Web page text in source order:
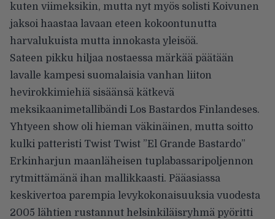
kuten viimeksikin, mutta nyt myös solisti Koivunen
jaksoi haastaa lavaan eteen kokoontunutta
harvalukuista mutta innokasta yleisöä.
Sateen pikku hiljaa nostaessa märkää päätään
lavalle kampesi suomalaisia vanhan liiton
hevirokkimiehiä sisäänsä kätkevä
meksikaanimetallibändi Los Bastardos Finlandeses.
Yhtyeen show oli hieman väkinäinen, mutta soitto
kulki patteristi Twist Twist ”El Grande Bastardo”
Erkinharjun maanläheisen tuplabassaripoljennon
rytmittämänä ihan mallikkaasti. Pääasiassa
keskivertoa parempia levykokonaisuuksia vuodesta
2005 lähtien rustannut helsinkiläisryhmä pyöritti